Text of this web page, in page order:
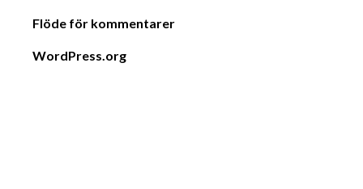
Flöde för kommentarer
WordPress.org